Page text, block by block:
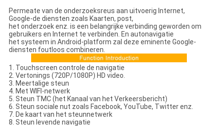
Permeate van de onderzoeksreus aan uitvoerig Internet,
Google-de diensten zoals Kaarten, post,
het onderzoek enz. is een belangrijke verbinding geworden om
gebruikers en Internet te verbinden. En autonavigatie
het systeem in Android-platform zal deze eminente Google-
diensten foutloos combineren.
1. Touchscreen controle de navigatie
2. Vertonings (720P/1080P) HD video.
3. Meertalige steun
4. Met WIFI-netwerk
5. Steun TMC (het Kanaal van het Verkeersbericht)
6. Steun sociale nut zoals Facebook, YouTube, Twitter enz.
7. De kaart van het steunnetwerk
8. Steun levende navigatie